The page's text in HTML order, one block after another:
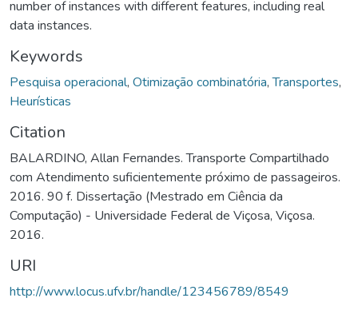
number of instances with different features, including real
data instances.
Keywords
Pesquisa operacional, Otimização combinatória,Transportes,
Heurísticas
Citation
BALARDINO, Allan Fernandes. Transporte Compartilhado
com Atendimento suficientemente próximo de passageiros.
2016. 90 f. Dissertação (Mestrado em Ciência da
Computação) - Universidade Federal de Viçosa, Viçosa.
2016.
URI
http://www.locus.ufv.br/handle/123456789/8549